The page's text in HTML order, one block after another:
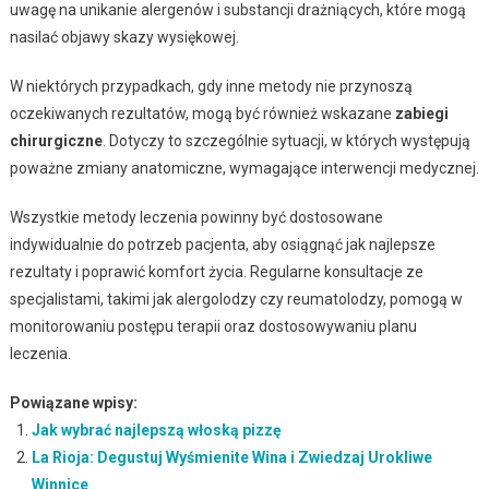
uwagę na unikanie alergenów i substancji drażniących, które mogą
nasilać objawy skazy wysiękowej.
W niektórych przypadkach, gdy inne metody nie przynoszą
oczekiwanych rezultatów, mogą być również wskazane zabiegi
chirurgiczne. Dotyczy to szczególnie sytuacji, w których występują
poważne zmiany anatomiczne, wymagające interwencji medycznej.
Wszystkie metody leczenia powinny być dostosowane
indywidualnie do potrzeb pacjenta, aby osiągnąć jak najlepsze
rezultaty i poprawić komfort życia. Regularne konsultacje ze
specjalistami, takimi jak alergolodzy czy reumatolodzy, pomogą w
monitorowaniu postępu terapii oraz dostosowywaniu planu
leczenia.
Powiązane wpisy:
Jak wybrać najlepszą włoską pizzę
La Rioja: Degustuj Wyśmienite Wina i Zwiedzaj Urokliwe
Winnice